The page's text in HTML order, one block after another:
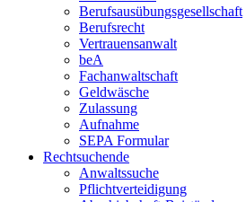
Berufsausübungs­gesellschaft
Berufsrecht
Vertrauensanwalt
beA
Fachanwaltschaft
Geldwäsche
Zulassung
Aufnahme
SEPA Formular
Rechtsuchende
Anwaltssuche
Pflichtverteidigung